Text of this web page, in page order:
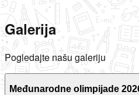
Galerija
Pogledajte našu galeriju
Međunarodne olimpijade